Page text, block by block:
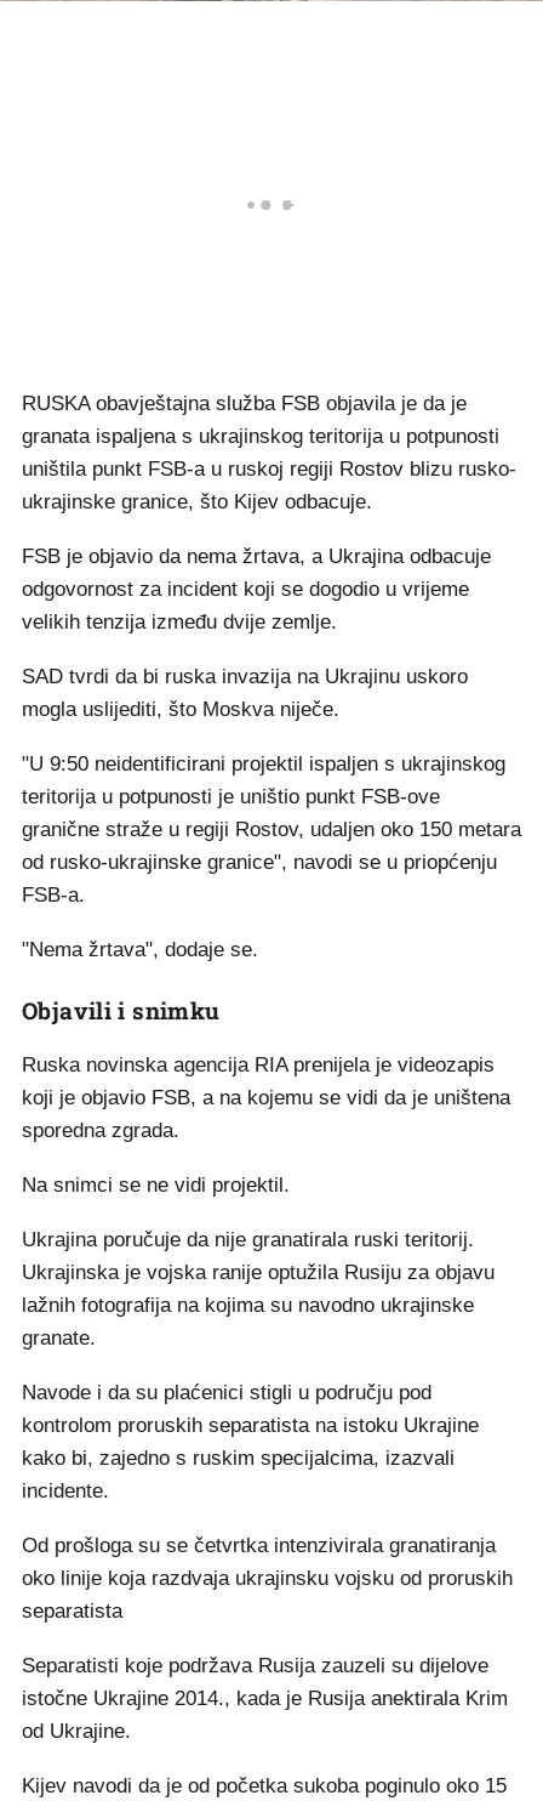
RUSKA obavještajna služba FSB objavila je da je
granata ispaljena s ukrajinskog teritorija u potpunosti
uništila punkt FSB-a u ruskoj regiji Rostov blizu rusko-
ukrajinske granice, što Kijev odbacuje.
FSB je objavio da nema žrtava, a Ukrajina odbacuje
odgovornost za incident koji se dogodio u vrijeme
velikih tenzija između dvije zemlje.
SAD tvrdi da bi ruska invazija na Ukrajinu uskoro
mogla uslijediti, što Moskva niječe.
"U 9:50 neidentificirani projektil ispaljen s ukrajinskog
teritorija u potpunosti je uništio punkt FSB-ove
granične straže u regiji Rostov, udaljen oko 150 metara
od rusko-ukrajinske granice", navodi se u priopćenju
FSB-a.
"Nema žrtava", dodaje se.
Objavili i snimku
Ruska novinska agencija RIA prenijela je videozapis
koji je objavio FSB, a na kojemu se vidi da je uništena
sporedna zgrada.
Na snimci se ne vidi projektil.
Ukrajina poručuje da nije granatirala ruski teritorij.
Ukrajinska je vojska ranije optužila Rusiju za objavu
lažnih fotografija na kojima su navodno ukrajinske
granate.
Navode i da su plaćenici stigli u području pod
kontrolom proruskih separatista na istoku Ukrajine
kako bi, zajedno s ruskim specijalcima, izazvali
incidente.
Od prošloga su se četvrtka intenzivirala granatiranja
oko linije koja razdvaja ukrajinsku vojsku od proruskih
separatista
Separatisti koje podržava Rusija zauzeli su dijelove
istočne Ukrajine 2014., kada je Rusija anektirala Krim
od Ukrajine.
Kijev navodi da je od početka sukoba poginulo oko 15